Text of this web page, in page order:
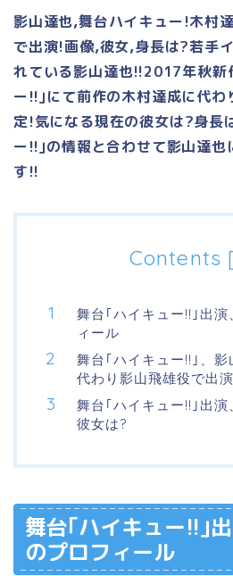
影山達也,舞台ハイキュー!木村
で出演!画像,彼女,身長は?若手
れている影山達也!!2017年秋新
ー!!｣にて前作の木村達成に代わ
定!気になる現在の彼女は?身長
ー!!｣の情報と合わせて影山達也
す!!
Contents
舞台｢ハイキュー!!｣出
ィール
舞台｢ハイキュー!!｣、
代わり影山飛雄役で出
舞台｢ハイキュー!!｣出
彼女は?
舞台｢ハイキュー!!｣
のプロフィール